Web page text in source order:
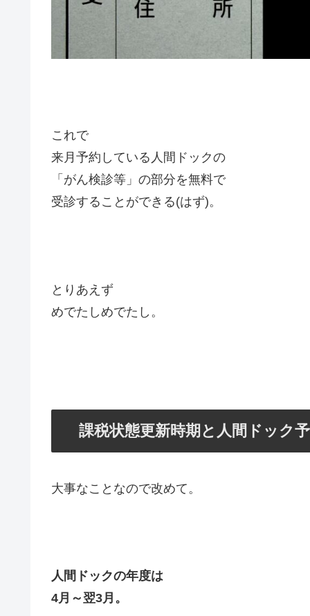
これで
来月予約している人間ドックの
「がん検診等」の部分を無料で
受診することができる(はず)。
とりあえず
めでたしめでたし。
課税状態更新時期と人間ドック
大事なことなので改めて。
人間ドックの年度は
4月～翌3月。